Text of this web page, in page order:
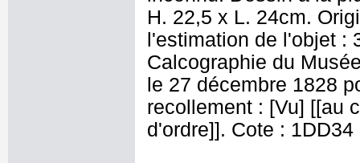
H. 22,5 x L. 24cm.
l'estimation de l'objet :
Calcographie du
le 27 décembre 1828
recollement : [Vu] [[au
d'ordre]]. Cote : 1DD34